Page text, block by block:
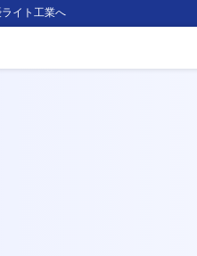
イト工業へ